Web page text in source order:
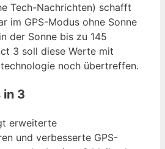
Tech-Nachrichten) schafft
im GPS-Modus ohne Sonne
der Sonne bis zu 145
3 soll diese Werte mit
noch übertreffen.
in 3
erweiterte
und verbesserte GPS-